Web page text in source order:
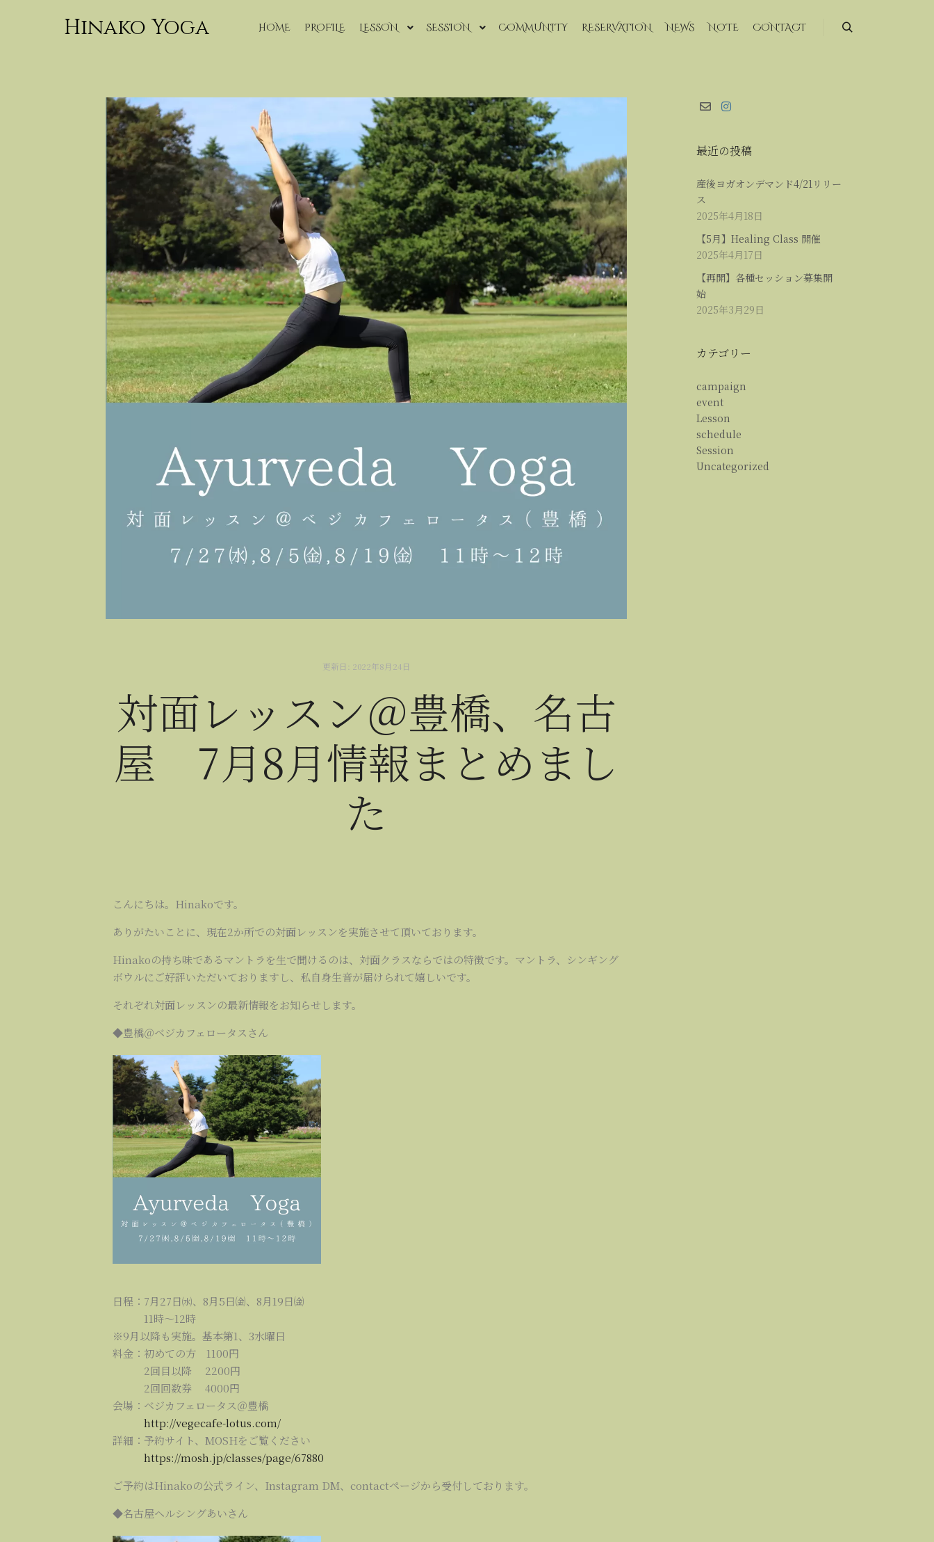
Hinako Yoga HOME PROFILE LESSON SESSION COMMUNITY RESERVATION NEWS NOTE CONTACT
更新日: 2022年8月24日
対面レッスン＠豊橋、名古
屋 7月8月情報まとめまし
た
こんにちは。Hinakoです。
ありがたいことに、現在2か所での対面レッスンを実施させて頂いております。
Hinakoの持ち味であるマントラを生で聞けるのは、対面クラスならではの特徴です。マントラ、シンギング
ボウルにご好評いただいておりますし、私自身生音が届けられて嬉しいです。
それぞれ対面レッスンの最新情報をお知らせします。
◆豊橋＠ベジカフェロータスさん
日程：7月27日㈬、8月5日㈮、8月19日㈮
11時～12時
※9月以降も実施。基本第1、3水曜日
料金：初めての方 1100円
2回目以降 2200円
2回回数券 4000円
会場：ベジカフェロータス＠豊橋
http://vegecafe-lotus.com/
詳細：予約サイト、MOSHをご覧ください
https://mosh.jp/classes/page/67880
ご予約はHinakoの公式ライン、Instagram DM、contactページから受付しております。
◆名古屋ヘルシングあいさん
最近の投稿
産後ヨガオンデマンド4/21リリー
ス
2025年4月18日
【5月】Healing Class 開催
2025年4月17日
【再開】各種セッション募集開
始
2025年3月29日
カテゴリー
campaign
event
Lesson
schedule
Session
Uncategorized